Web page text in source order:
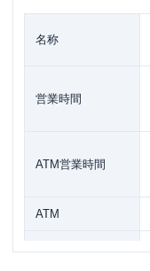
名称
営業時間
ATM営業時間
ATM